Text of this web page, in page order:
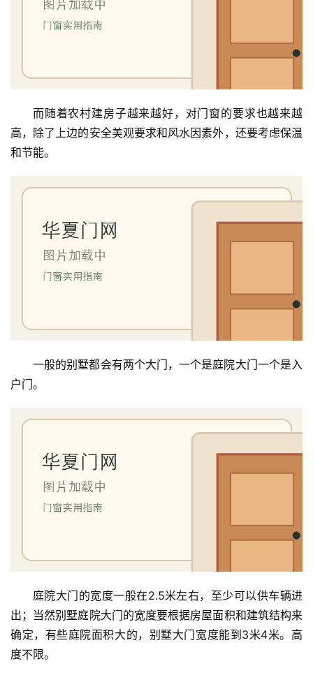
而随着农村建房子越来越好，对门窗的要求也越来越
高，除了上边的安全美观要求和风水因素外，还要考虑保温
和节能。
一般的别墅都会有两个大门，一个是庭院大门一个是入
户门。
庭院大门的宽度一般在2.5米左右，至少可以供车辆进
出；当然别墅庭院大门的宽度要根据房屋面积和建筑结构来
确定，有些庭院面积大的，别墅大门宽度能到3米4米。高
度不限。